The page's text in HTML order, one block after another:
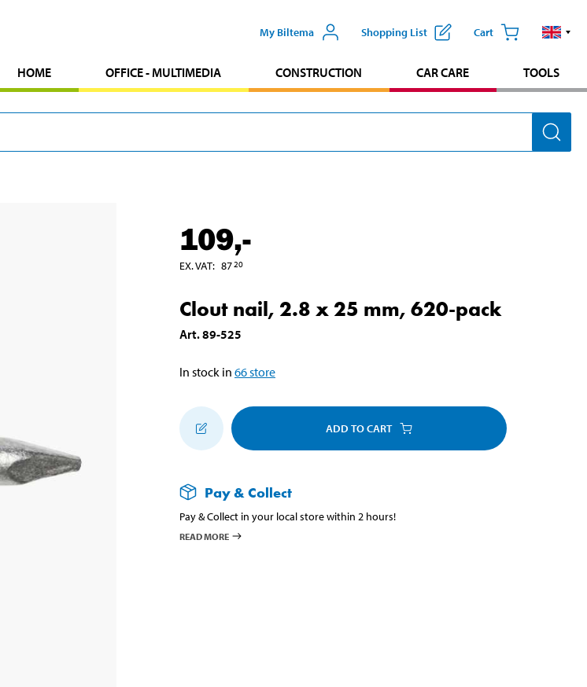
My Biltema Shopping List Cart
HOME OFFICE - MULTIMEDIA CONSTRUCTION CAR CARE TOOLS
109,-
EX. VAT: 8720
Clout nail, 2.8 x 25 mm, 620-pack
Art.89-525
In stock in 66store
ADD TO CART
Pay & Collect
Pay & Collect in your local store within 2 hours!
READ MORE